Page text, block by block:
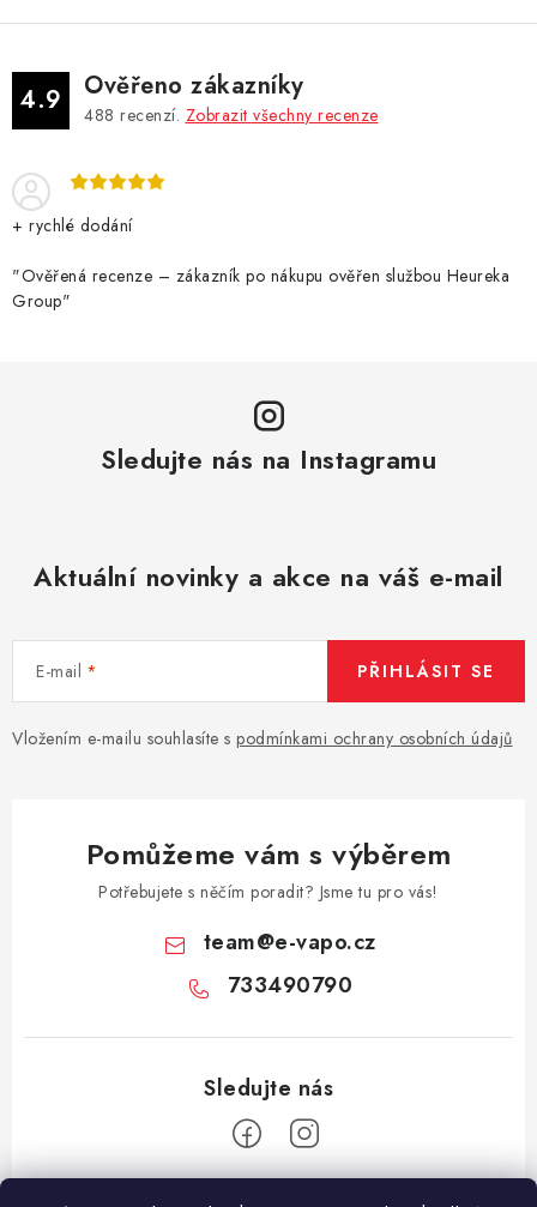
4.9 Ověřeno zákazníky
488 recenzí. Zobrazit všechny recenze
+ rychlé dodání
"Ověřená recenze – zákazník po nákupu ověřen službou Heureka
Group"
Sledujte nás na Instagramu
Aktuální novinky a akce na váš e-mail
E-mail
Vložením e-mailu souhlasíte s podmínkami ochrany osobních údajů
PŘIHLÁSIT SE
Pomůžeme vám s výběrem
Potřebujete s něčím poradit? Jsme tu pro vás!
team@e-vapo.cz
733490790